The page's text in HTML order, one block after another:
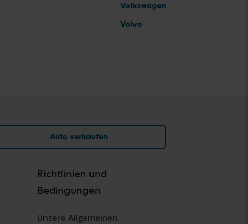
Volkswagen
Volvo
Auto verkaufen
Richtlinien und
Bedingungen
Unsere Allgemeinen